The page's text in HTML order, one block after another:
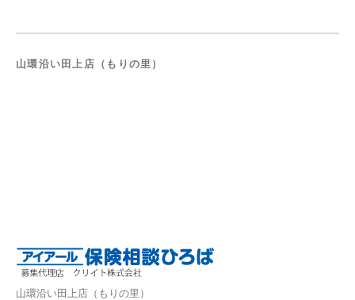
山環沿い田上店（もりの里）
山環沿い田上店（もりの里）